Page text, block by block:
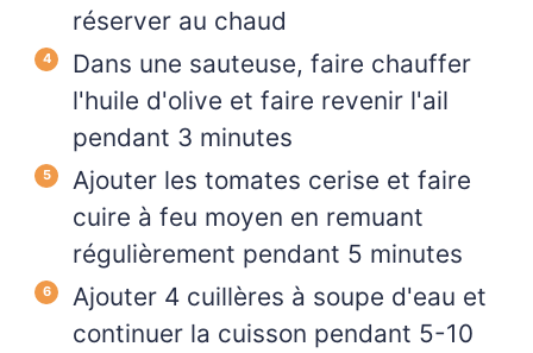
réserver au chaud
Dans une sauteuse, faire chauffer
l'huile d'olive et faire revenir l'ail
pendant 3 minutes
Ajouter les tomates cerise et faire
cuire à feu moyen en remuant
régulièrement pendant 5 minutes
Ajouter 4 cuillères à soupe d'eau et
continuer la cuisson pendant 5-10